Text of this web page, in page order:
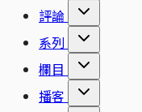
評論
系列
欄目
播客